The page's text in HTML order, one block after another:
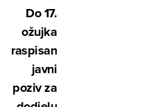
Do 17.
ožujka
raspisan
javni
poziv za